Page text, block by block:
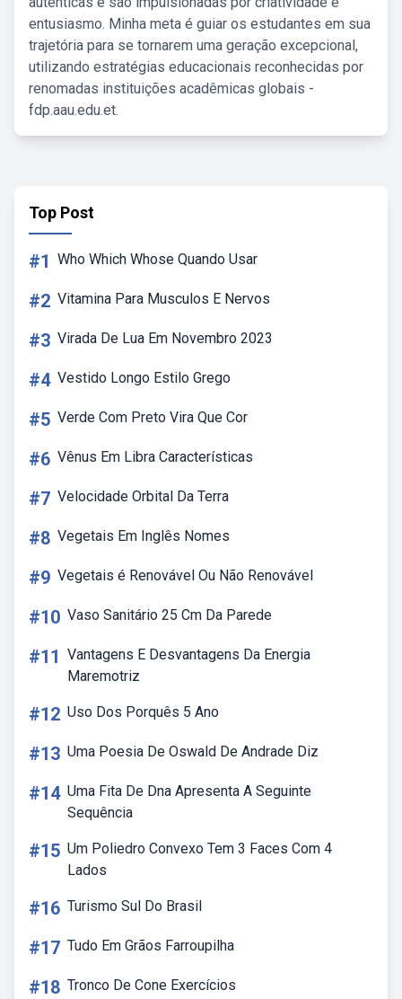
entusiasmo. Minha meta é guiar os estudantes em sua
trajetória para se tornarem uma geração excepcional,
utilizando estratégias educacionais reconhecidas por
renomadas instituições acadêmicas globais -
fdp.aau.edu.et.
Top Post
#1 Who Which Whose Quando Usar
#2 Vitamina Para Musculos E Nervos
#3 Virada De Lua Em Novembro 2023
#4 Vestido Longo Estilo Grego
#5 Verde Com Preto Vira Que Cor
#6 Vênus Em Libra Características
#7 Velocidade Orbital Da Terra
#8 Vegetais Em Inglês Nomes
#9 Vegetais é Renovável Ou Não Renovável
#10 Vaso Sanitário 25 Cm Da Parede
#11 Vantagens E Desvantagens Da Energia
Maremotriz
#12 Uso Dos Porquês 5 Ano
#13 Uma Poesia De Oswald De Andrade Diz
#14 Uma Fita De Dna Apresenta A Seguinte
Sequência
#15 Um Poliedro Convexo Tem 3 Faces Com 4
Lados
#16 Turismo Sul Do Brasil
#17 Tudo Em Grãos Farroupilha
#18 Tronco De Cone Exercícios